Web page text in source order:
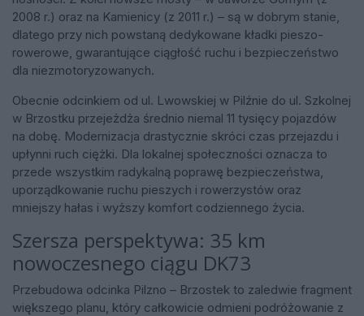
2008 r.) oraz na Kamienicy (z 2011 r.) – są w dobrym stanie,
dlatego przy nich powstaną dedykowane kładki pieszo-
rowerowe, gwarantujące ciągłość ruchu i bezpieczeństwo
dla niezmotoryzowanych.
Obecnie odcinkiem od ul. Lwowskiej w Pilźnie do ul. Szkolnej
w Brzostku przejeżdża średnio niemal 11 tysięcy pojazdów
na dobę. Modernizacja drastycznie skróci czas przejazdu i
upłynni ruch ciężki. Dla lokalnej społeczności oznacza to
przede wszystkim radykalną poprawę bezpieczeństwa,
uporządkowanie ruchu pieszych i rowerzystów oraz
mniejszy hałas i wyższy komfort codziennego życia.
Szersza perspektywa: 35 km
nowoczesnego ciągu DK73
Przebudowa odcinka Pilzno – Brzostek to zaledwie fragment
większego planu, który całkowicie odmieni podróżowanie z